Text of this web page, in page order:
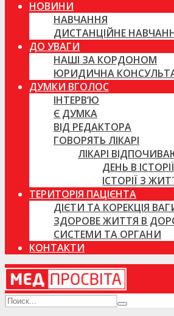
НОВИНИ
НАВЧАННЯ
ДИСТАНЦІЙНЕ
ДО УВАГИ
НАШІ ЗА КОРДОНОМ
ЮРИДИЧНА
ДУМКИ ВГОЛОС
ІНТЕРВ’Ю
Є ДУМКА
ВІД РЕДАКТОРА
ГОВОРЯТЬ ЛІКАРІ
ЛІКАРІ
ДЕНЬ В ІСТОРІЇ
ІСТОРІЇ З
ТЕРИТОРІЯ ПАЦІЄНТА
ДІЄТИ ТА КОРЕКЦІЯ
ЗДОРОВЕ ЖИТТЯ В
СИСТЕМИ ТА ОРГАНИ
КОНТАКТИ